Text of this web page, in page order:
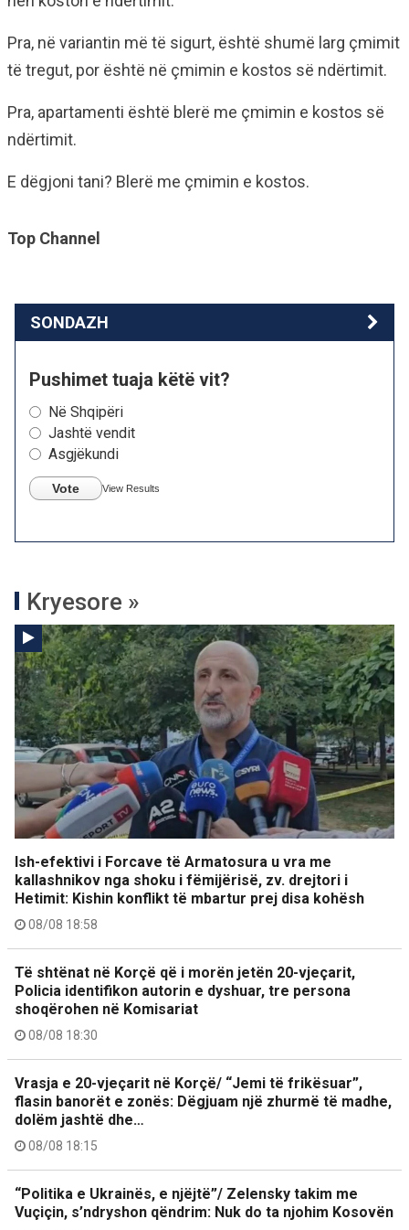
Pra, në variantin më të sigurt, është shumë larg çmimit
të tregut, por është në çmimin e kostos së ndërtimit.
Pra, apartamenti është blerë me çmimin e kostos së
ndërtimit.
E dëgjoni tani? Blerë me çmimin e kostos.
Top Channel
SONDAZH
Pushimet tuaja këtë vit?
Në Shqipëri
Jashtë vendit
Asgjëkundi
Vote View Results
Kryesore »
Ish-efektivi i Forcave të Armatosura u vra me
kallashnikov nga shoku i fëmijërisë, zv. drejtori i
Hetimit: Kishin konflikt të mbartur prej disa kohësh
08/08 18:58
Të shtënat në Korçë që i morën jetën 20-vjeçarit,
Policia identifikon autorin e dyshuar, tre persona
shoqërohen në Komisariat
08/08 18:30
Vrasja e 20-vjeçarit në Korçë/ “Jemi të frikësuar”,
flasin banorët e zonës: Dëgjuam një zhurmë të madhe,
dolëm jashtë dhe…
08/08 18:15
“Politika e Ukrainës, e njëjtë”/ Zelensky takim me
Vuçiçin, s’ndryshon qëndrim: Nuk do ta njohim Kosovën